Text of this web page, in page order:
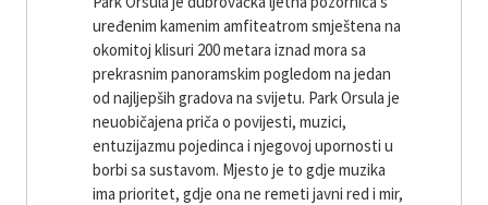
uređenim kamenim amfiteatrom smještena na
okomitoj klisuri 200 metara iznad mora sa
prekrasnim panoramskim pogledom na jedan
od najljepših gradova na svijetu. Park Orsula je
neuobičajena priča o povijesti, muzici,
entuzijazmu pojedinca i njegovoj upornosti u
borbi sa sustavom. Mjesto je to gdje muzika
ima prioritet, gdje ona ne remeti javni red i mir,